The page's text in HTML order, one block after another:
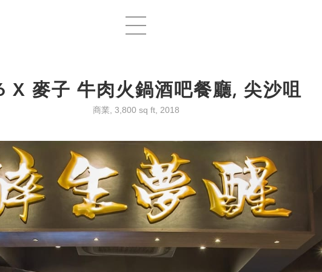
X 麥子 牛肉火鍋酒吧餐廳, 尖沙咀
商業, 3,800 sq ft, 2018